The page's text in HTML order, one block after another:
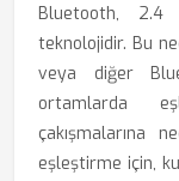
Bluetooth, 2.4
teknolojidir. Bu
veya diğer
ortamlarda
çakışmalarına
eşleştirme için,